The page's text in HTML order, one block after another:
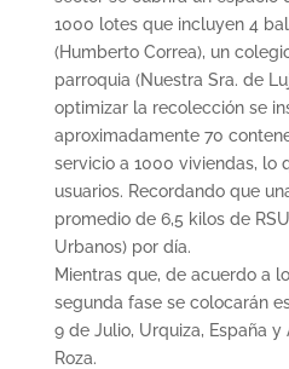
1000 lotes que incluyen 4
(Humberto Correa), un
parroquia (Nuestra Sra. de
optimizar la recolección se
aproximadamente 70
servicio a 1000 viviendas, lo
usuarios. Recordando que
promedio de 6,5 kilos de
Urbanos) por día.
Mientras que, de acuerdo a
segunda fase se colocarán
9 de Julio, Urquiza, España y
Roza.